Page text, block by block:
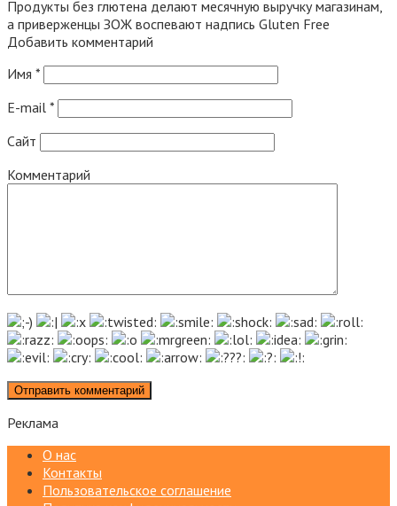
Продукты без глютена делают месячную выручку магазинам,
а приверженцы ЗОЖ воспевают надпись Gluten Free
Добавить комментарий
Имя *
E-mail *
Сайт
Комментарий
Реклама
О нас
Контакты
Пользовательское соглашение